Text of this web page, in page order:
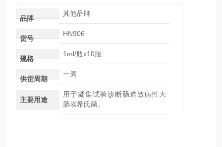
品牌
其他品牌
货号
HN906
规格
1ml/瓶x10瓶
供货周期
一周
主要用途
用于凝集试验诊断肠道致病性大
肠埃希氏菌。